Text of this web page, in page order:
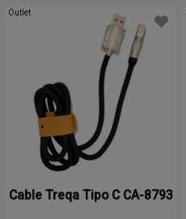
Outlet
Cable Treqa Tipo C CA-8793